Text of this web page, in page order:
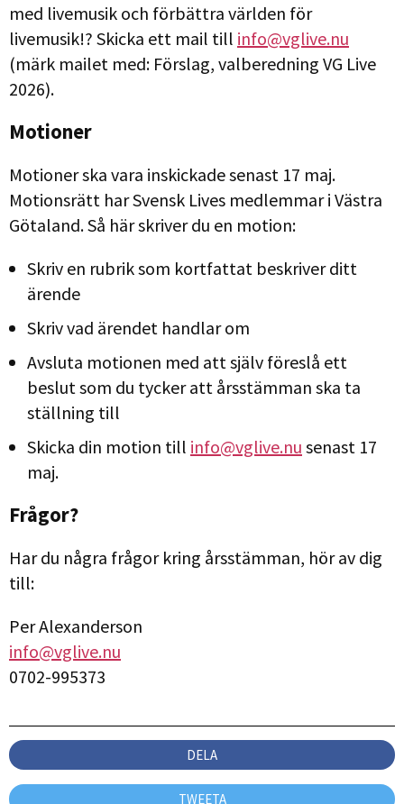
med livemusik och förbättra världen för
livemusik!? Skicka ett mail till info@vglive.nu
(märk mailet med: Förslag, valberedning VG Live
2026).
Motioner
Motioner ska vara inskickade senast 17 maj.
Motionsrätt har Svensk Lives medlemmar i Västra
Götaland. Så här skriver du en motion:
Skriv en rubrik som kortfattat beskriver ditt
ärende
Skriv vad ärendet handlar om
Avsluta motionen med att själv föreslå ett
beslut som du tycker att årsstämman ska ta
ställning till
Skicka din motion till info@vglive.nu senast 17
maj.
Frågor?
Har du några frågor kring årsstämman, hör av dig
till:
Per Alexanderson
info@vglive.nu
0702-995373
DELA
TWEETA